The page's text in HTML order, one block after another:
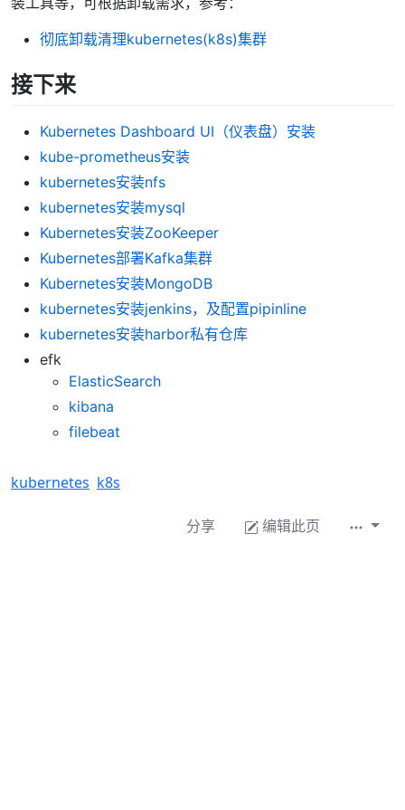
彻底卸载清理kubernetes(k8s)集群
接下来
Kubernetes Dashboard UI（仪表盘）安装
kube-prometheus安装
kubernetes安装nfs
kubernetes安装mysql
Kubernetes安装ZooKeeper
Kubernetes部署Kafka集群
Kubernetes安装MongoDB
kubernetes安装jenkins，及配置pipinline
kubernetes安装harbor私有仓库
efk
ElasticSearch
kibana
filebeat
kubernetes k8s
分享 编辑此页